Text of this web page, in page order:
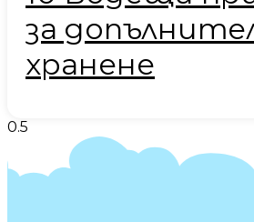
за
хранене